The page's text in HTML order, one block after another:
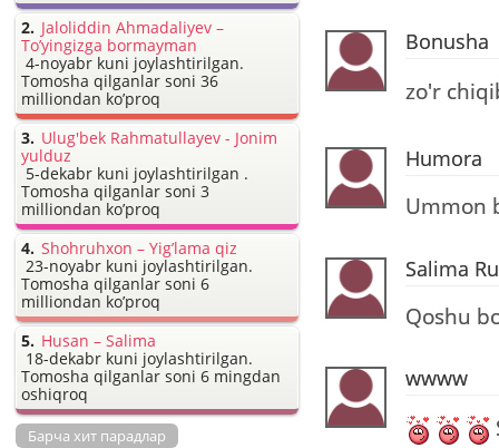
Bonusha
zo'r
Humora
Ummon
Salima
Qoshu
wwww
Jaloliddin Ahmadaliyev –
To’yingizga bormayman
4-noyabr kuni joylashtirilgan.
Tomosha qilganlar soni 36
milliondan ko’proq
Ulug'bek Rahmatullayev - Jonim
yulduz
5-dekabr kuni joylashtirilgan .
Tomosha qilganlar soni 3
milliondan ko’proq
Shohruhxon – Yig’lama qiz
23-noyabr kuni joylashtirilgan.
Tomosha qilganlar soni 6
milliondan ko’proq
Husan – Salima
18-dekabr kuni joylashtirilgan.
Tomosha qilganlar soni 6 mingdan
oshiqroq
Барча хит парадлар